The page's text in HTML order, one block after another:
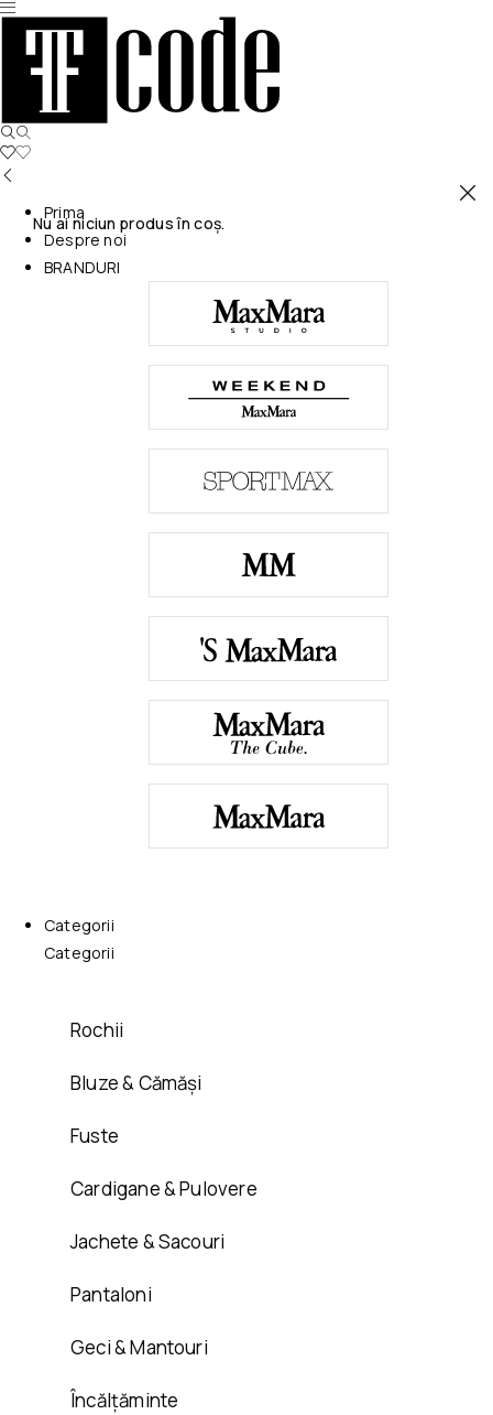
Nu ai niciun produs în coș.
Prima
Despre noi
BRANDURI
Categorii
Categorii
Rochii
Bluze & Cămăși
Fuste
Cardigane & Pulovere
Jachete & Sacouri
Pantaloni
Geci & Mantouri
Încălțăminte